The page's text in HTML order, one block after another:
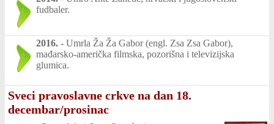
fudbaler.
2016. - Umrla Ža Ža Gabor (engl. Zsa Zsa Gabor),
mađarsko-američka filmska, pozorišna i televizijska
glumica.
Sveci pravoslavne crkve na dan 18.
decembar/prosinac